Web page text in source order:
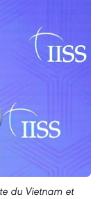
du Vietnam et